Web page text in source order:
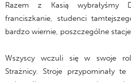
Razem z Kasią wybrałyśmy
franciszkanie, studenci
bardzo wiernie, poszczególne
Wszyscy wczuli się w swoje
Strażnicy. Stroje przypominały